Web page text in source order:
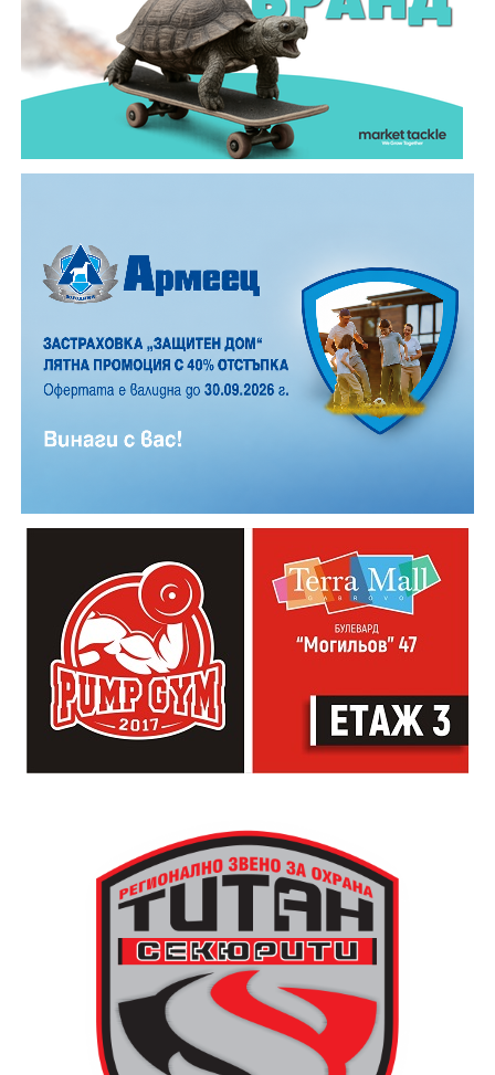
12 АВГУСТ (сряда)
19:00ч. „Книга за книга“ – донеси книга, вземи си
друга, обсъди заглавия и автори с други читатели
20:00ч. Концерт на група МОЛЕЦ, GoGo,
Zov&Vakavliev, Toria
21:30ч. Коктейли и музика
близостта на града, броят им е значително по-
малък, но все пак много по- голям, отколкото в
обикновена лятна вечер.
които свират на китара, да се включат – независимо
от професионалното им ниво. Събитието е различно
– то не е концерт, а споделено преживяване, в което
всеки участва по свой начин. Няма сцена или
официална програма, няма предварително обявени
изпълнители и разделение между публика и
артисти. Всеки е добре дошъл да пее, свири или
просто да преживее звездопад, изпълнен с музика,
падащи звезди и желания.
транспорт до местността Градище. Електрическият
автобус ще тръгне в 19:30 ч. от пл. „Възраждане“, а
обратно към града в 00:00 ч. – от паркинга до
поляната. Вземете със себе си връхна дреха и одеяло
или шалте! За повече информация тел. 0887907075.